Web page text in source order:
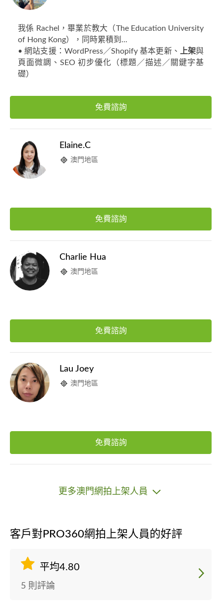
我係 Rachel，畢業於教大（The Education University
of Hong Kong），同時累積到...
• 網站支援：WordPress／Shopify 基本更新、
上架與
頁面微調、SEO 初步優化（標題／描述／關鍵字基
礎）
免費諮詢
Elaine.C
澳門地區
免費諮詢
Charlie Hua
澳門地區
免費諮詢
Lau Joey
澳門地區
免費諮詢
更多澳門網拍上架人員
客戶對PRO360網拍上架人員的好評
平均4.80
5 則評論